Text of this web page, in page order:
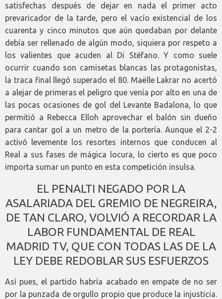
satisfechas después de dejar en nada el primer acto
prevaricador de la tarde, pero el vacío existencial de los
cuarenta y cinco minutos que aún quedaban por delante
debía ser rellenado de algún modo, siquiera por respeto a
los valientes que acuden al Di Stéfano. Y como suele
ocurrir cuando son camisetas blancas las protagonistas,
la traca final llegó superado el 80. Maëlle Lakrar no acertó
a alejar de primeras el peligro que venía por alto en una de
las pocas ocasiones de gol del Levante Badalona, lo que
permitió a Rebecca Elloh aprovechar el balón sin dueño
para cantar gol a un metro de la portería. Aunque el 2-2
activó levemente los resortes internos que conducen al
Real a sus fases de mágica locura, lo cierto es que poco
importa sumar un punto en esta competición insulsa.
EL PENALTI NEGADO POR LA
ASALARIADA DEL GREMIO DE NEGREIRA,
DE TAN CLARO, VOLVIÓ A RECORDAR LA
LABOR FUNDAMENTAL DE REAL
MADRID TV, QUE CON TODAS LAS DE LA
LEY DEBE REDOBLAR SUS ESFUERZOS
Así pues, el partido habría acabado en empate de no ser
por la punzada de orgullo propio que produce la injusticia.